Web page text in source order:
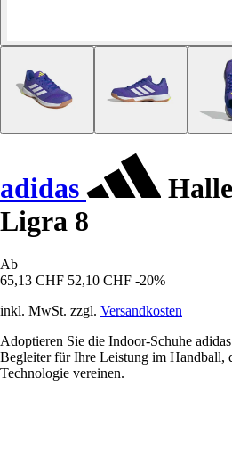
adidas
Ligra 8
Ab
65,13 CHF 52,10 CHF -20%
inkl. MwSt. zzgl. Versandkosten
Adoptieren Sie die Indoor-Schuhe
Begleiter für Ihre Leistung im Handball,
Technologie vereinen.